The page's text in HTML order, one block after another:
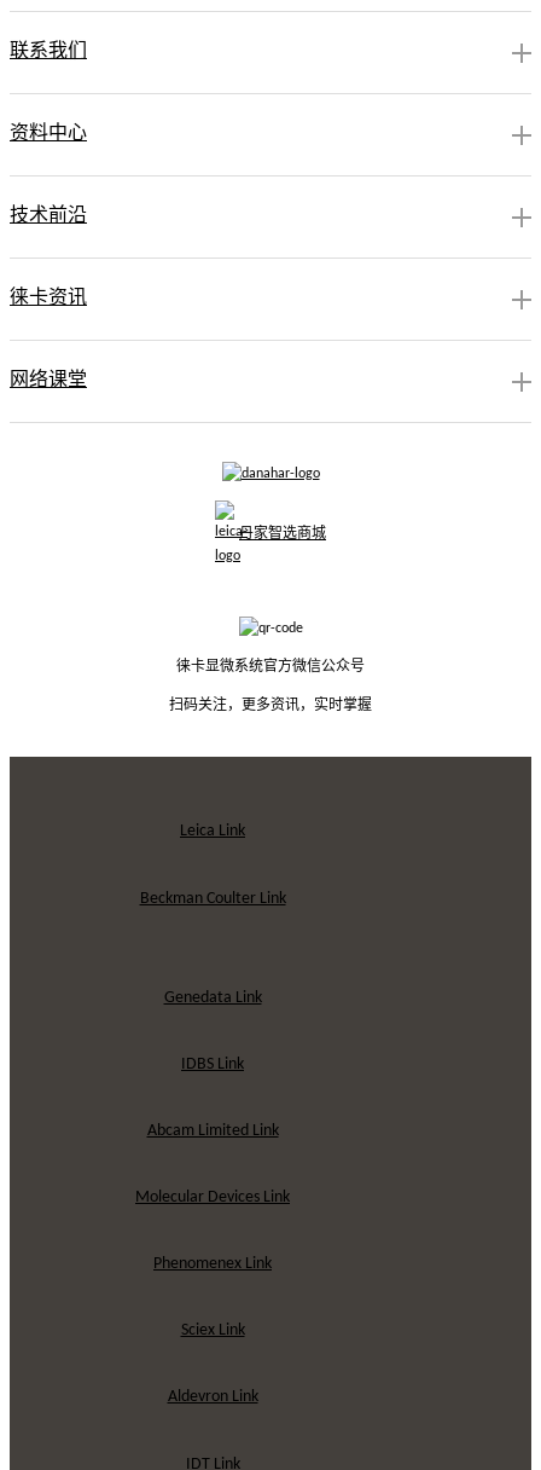
联系我们
资料中心
技术前沿
徕卡资讯
网络课堂
丹家智选商城
徕卡显微系统官方微信公众号
扫码关注，更多资讯，实时掌握
Leica Link
Beckman Coulter Link
Genedata Link
IDBS Link
Abcam Limited Link
Molecular Devices Link
Phenomenex Link
Sciex Link
Aldevron Link
IDT Link